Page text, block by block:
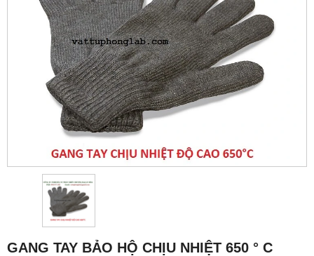
GANG TAY BẢO HỘ CHỊU NHIỆT 650 ° C